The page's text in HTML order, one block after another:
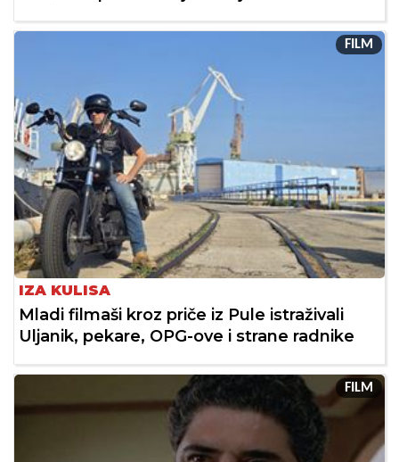
FILM
IZA KULISA
Mladi filmaši kroz priče iz Pule istraživali
Uljanik, pekare, OPG-ove i strane radnike
FILM